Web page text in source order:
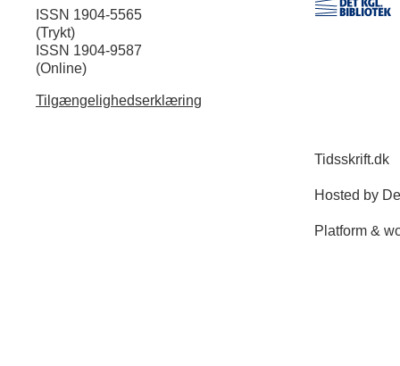
ISSN 1904-5565
(Trykt)
ISSN 1904-9587
(Online)
Tilgængelighedserklæring